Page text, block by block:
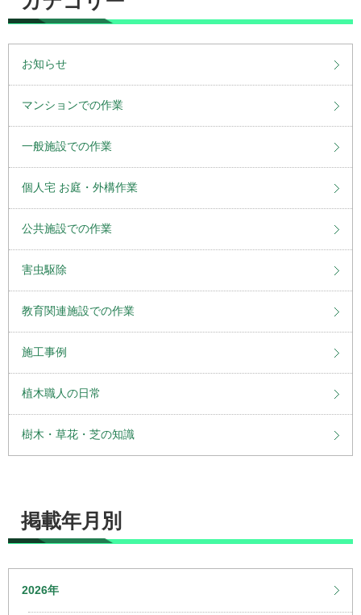
お知らせ
マンションでの作業
一般施設での作業
個人宅 お庭・外構作業
公共施設での作業
害虫駆除
教育関連施設での作業
施工事例
植木職人の日常
樹木・草花・芝の知識
掲載年月別
2026年